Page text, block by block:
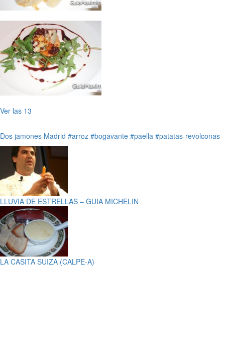
Ver las 13
Dos jamones Madrid #arroz #bogavante #paella #patatas-revolconas
LLUVIA DE ESTRELLAS – GUIA MICHELIN
LA CASITA SUIZA (CALPE-A)